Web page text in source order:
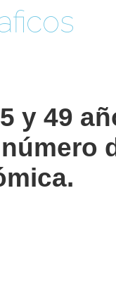
y 49